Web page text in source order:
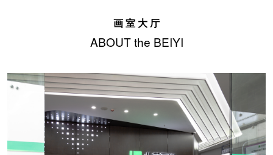
画 室 大 厅
ABOUT the BEIYI